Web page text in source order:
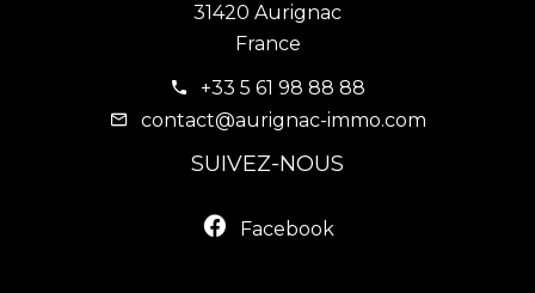
31420 Aurignac
France
+33 5 61 98 88 88
contact@aurignac-immo.com
SUIVEZ-NOUS
Facebook